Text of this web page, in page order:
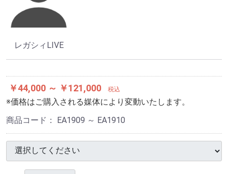
レガシィLIVE
￥44,000 ～ ￥121,000 税込
※価格はご購入される媒体により変動いたします。
商品コード： EA1909 ～ EA1910